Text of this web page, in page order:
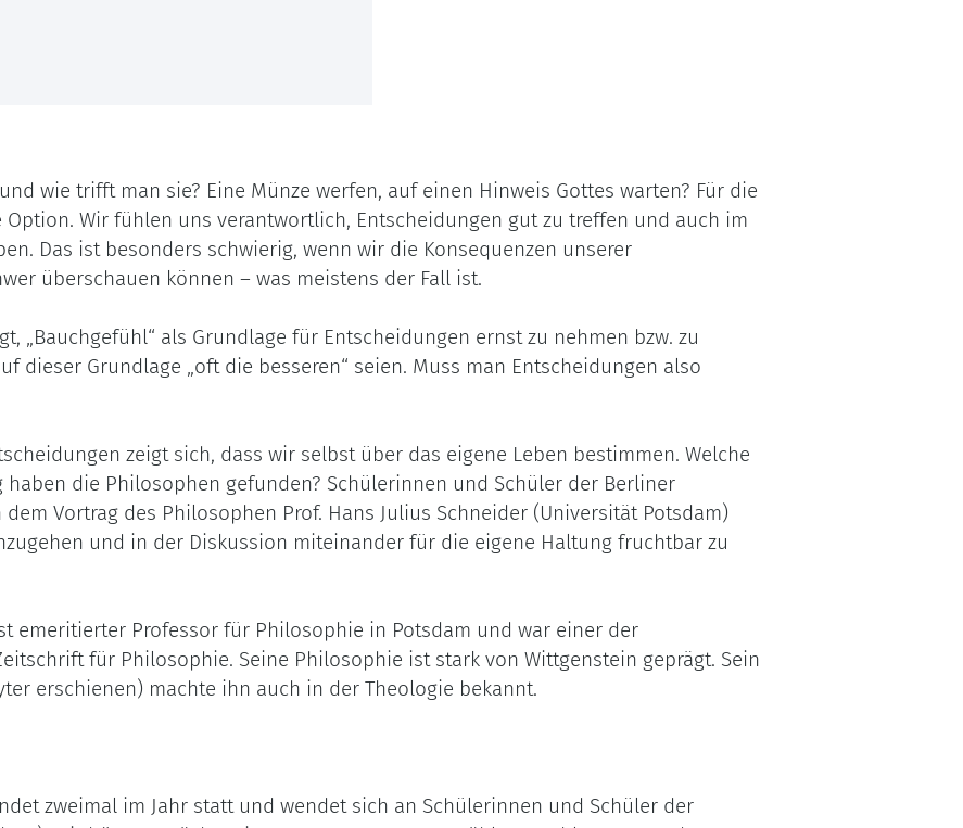
wie trifft man sie? Eine Münze werfen, auf einen Hinweis Gottes warten? Für die
Wir fühlen uns verantwortlich, Entscheidungen gut zu treffen und auch im
Das ist besonders schwierig, wenn wir die Konsequenzen unserer
überschauen können – was meistens der Fall ist.
„Bauchgefühl“ als Grundlage für Entscheidungen ernst zu nehmen bzw. zu
dieser Grundlage „oft die besseren“ seien. Muss man Entscheidungen also
zeigt sich, dass wir selbst über das eigene Leben bestimmen. Welche
die Philosophen gefunden? Schülerinnen und Schüler der Berliner
Vortrag des Philosophen Prof. Hans Julius Schneider (Universität Potsdam)
und in der Diskussion miteinander für die eigene Haltung fruchtbar zu
emeritierter Professor für Philosophie in Potsdam und war einer der
für Philosophie. Seine Philosophie ist stark von Wittgenstein geprägt. Sein
erschienen) machte ihn auch in der Theologie bekannt.
zweimal im Jahr statt und wendet sich an Schülerinnen und Schüler der